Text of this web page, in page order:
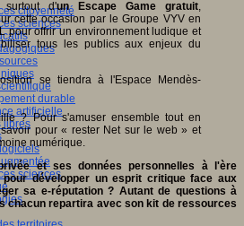
citoyenneté
sciences
durable
artificielle
libres
sciences
surtout d'un Escape Game gratuit,
cette occasion par le Groupe VYV en
pour offrir un environnement ludique et
tous les publics aux enjeux du
se tiendra à l'Espace Mendès-
? Pour s'amuser ensemble tout en
pour « rester Net sur le web » et
numérique.
et ses données personnelles à l'ère
développer un esprit critique face aux
sa e-réputation ? Autant de questions à
chacun repartira avec son kit de ressources